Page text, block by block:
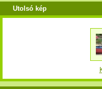
Utolsó kép